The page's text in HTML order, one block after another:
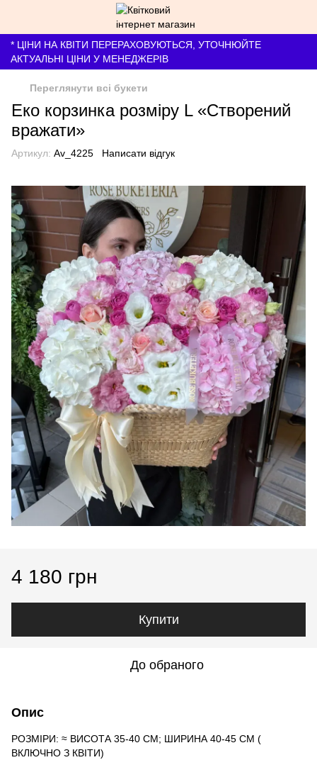
* ЦІНИ НА КВІТИ ПЕРЕРАХОВУЮТЬСЯ, УТОЧНЮЙТЕ
АКТУАЛЬНІ ЦІНИ У МЕНЕДЖЕРІВ
Переглянути всі букети
Еко корзинка розміру L «Створений
вражати»
Артикул: Av_4225 Написати відгук
4 180 грн
Купити
До обраного
Опис
РОЗМІРИ: ≈ ВИСОТА 35-40 СМ; ШИРИНА 40-45 СМ (
ВКЛЮЧНО З КВІТИ)